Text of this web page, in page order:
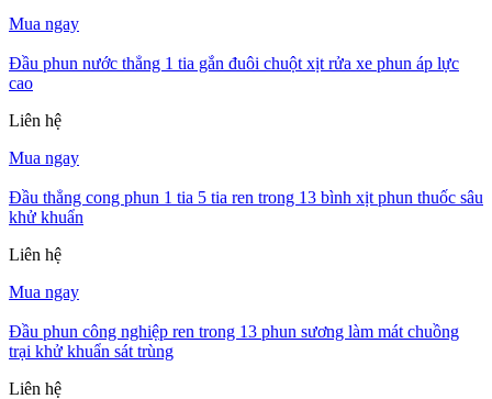
Mua ngay
Đầu phun nước thẳng 1 tia gắn đuôi chuột xịt rửa xe phun áp lực
cao
Liên hệ
Mua ngay
Đầu thẳng cong phun 1 tia 5 tia ren trong 13 bình xịt phun thuốc sâu
khử khuẩn
Liên hệ
Mua ngay
Đầu phun công nghiệp ren trong 13 phun sương làm mát chuồng
trại khử khuẩn sát trùng
Liên hệ